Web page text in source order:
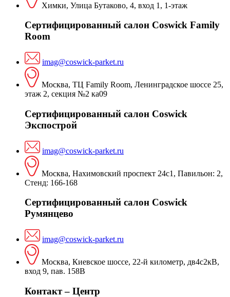
Химки, Улица Бутаково, 4, вход 1, 1-этаж
Сертифицированный салон Coswick Family
Room
imag@coswick-parket.ru
Москва, ТЦ Family Room, Ленинградское шоссе 25,
этаж 2, секция №2 ка09
Сертифицированный салон Coswick
Экспострой
imag@coswick-parket.ru
Москва, Нахимовский проспект 24с1, Павильон: 2,
Стенд: 166-168
Сертифицированный салон Coswick
Румянцево
imag@coswick-parket.ru
Москва, Киевское шоссе, 22-й километр, дв4с2кВ,
вход 9, пав. 158В
Контакт – Центр